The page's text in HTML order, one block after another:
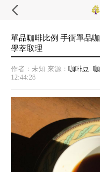
單品咖啡比例 手衝單品
學萃取理
作者：未知 來源：咖啡豆:
12:44:28